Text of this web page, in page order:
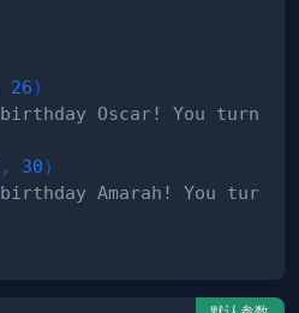
26)
Oscar! You turn
, 30)
Amarah! You tur